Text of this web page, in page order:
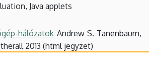
Java applets
hálózatok Andrew S. Tanenbaum,
2013 (html jegyzet)